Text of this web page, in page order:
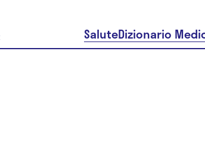
SaluteDizionario